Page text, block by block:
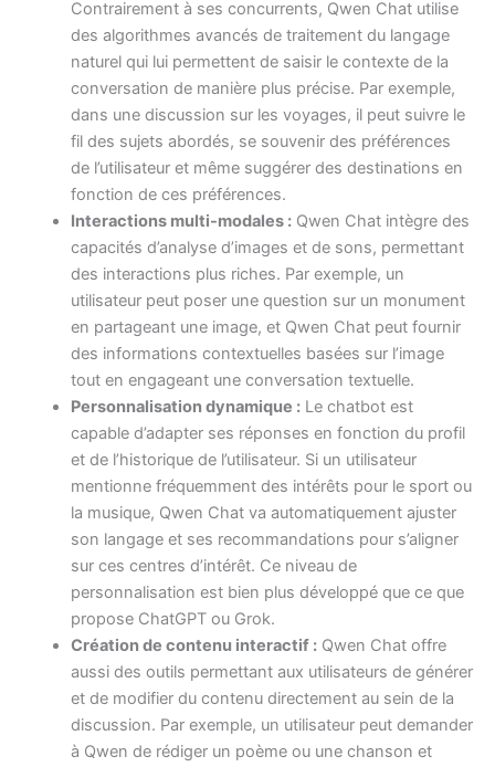
Contrairement à ses concurrents, Qwen Chat utilise
des algorithmes avancés de traitement du langage
naturel qui lui permettent de saisir le contexte de la
conversation de manière plus précise. Par exemple,
dans une discussion sur les voyages, il peut suivre le
fil des sujets abordés, se souvenir des préférences
de l’utilisateur et même suggérer des destinations en
fonction de ces préférences.
Interactions multi-modales :Qwen Chat intègre des
capacités d’analyse d’images et de sons, permettant
des interactions plus riches. Par exemple, un
utilisateur peut poser une question sur un monument
en partageant une image, et Qwen Chat peut fournir
des informations contextuelles basées sur l’image
tout en engageant une conversation textuelle.
Personnalisation dynamique :Le chatbot est
capable d’adapter ses réponses en fonction du profil
et de l’historique de l’utilisateur. Si un utilisateur
mentionne fréquemment des intérêts pour le sport ou
la musique, Qwen Chat va automatiquement ajuster
son langage et ses recommandations pour s’aligner
sur ces centres d’intérêt. Ce niveau de
personnalisation est bien plus développé que ce que
propose ChatGPT ou Grok.
Création de contenu interactif :Qwen Chat offre
aussi des outils permettant aux utilisateurs de générer
et de modifier du contenu directement au sein de la
discussion. Par exemple, un utilisateur peut demander
à Qwen de rédiger un poème ou une chanson et